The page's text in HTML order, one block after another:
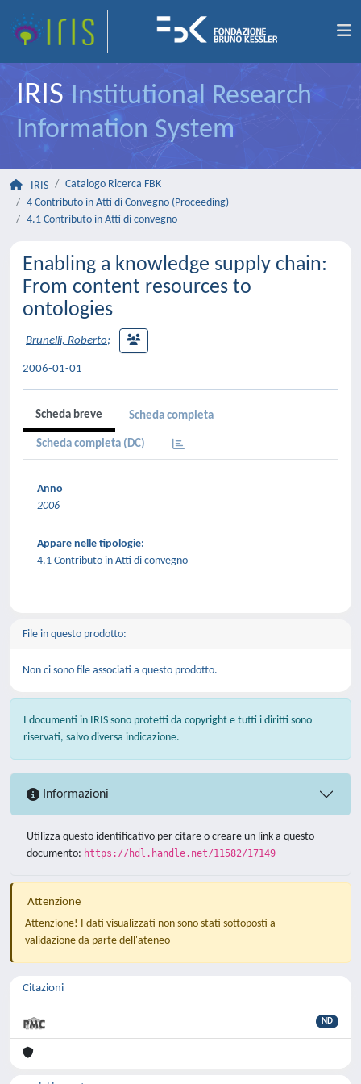
IRIS Institutional Research
Information System
IRIS
Catalogo Ricerca FBK
4 Contributo in Atti di Convegno (Proceeding)
4.1 Contributo in Atti di convegno
Enabling a knowledge supply chain:
From content resources to
ontologies
Brunelli, Roberto;
2006-01-01
Scheda breve Scheda completa
Scheda completa (DC)
Anno
2006
Appare nelle tipologie:
4.1 Contributo in Atti di convegno
File in questo prodotto:
Non ci sono file associati a questo prodotto.
I documenti in IRIS sono protetti da copyright e tutti i diritti sono
riservati, salvo diversa indicazione.
Informazioni
Utilizza questo identificativo per citare o creare un link a questo
documento: https://hdl.handle.net/11582/17149
Attenzione
Attenzione! I dati visualizzati non sono stati sottoposti a
validazione da parte dell'ateneo
Citazioni
ND